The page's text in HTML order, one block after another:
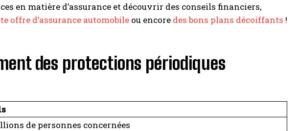
en matière d’assurance et découvrir des conseils financiers,
offre d’assurance automobile ou encore des bons plans décoiffants !
des protections périodiques
de personnes concernées